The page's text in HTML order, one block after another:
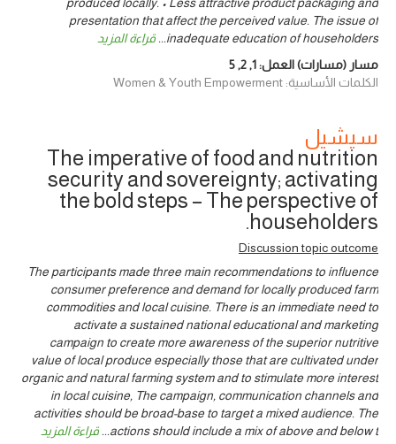
presentation that affect the perceived value. The issue of
inadequate education of householders
... قراءة المزيد
مسار (مسارات) العمل:1
,
2
,
5
الكلمات الأساسية: Women & Youth Empowerment
سيشيل
The imperative of food and nutrition
security and sovereignty; activating
the bold steps – The perspective of
householders.
Discussion topic outcome
The participants made three main recommendations to influence
consumer preference and demand for locally produced farm
commodities and local cuisine. There is an immediate need to
activate a sustained national educational and marketing
campaign to create more awareness of the superior nutritive
value of local produce especially those that are cultivated under
organic and natural farming system and to stimulate more interest
in local cuisine, The campaign, communication channels and
activities should be broad-base to target a mixed audience. The
actions should include a mix of above and below t
... قراءة المزيد